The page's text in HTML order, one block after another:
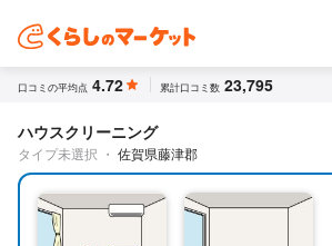
口コミの平均点 4.72 累計口コミ数 23,795
ハウスクリーニング
タイプ未選択 ・ 佐賀県藤津郡